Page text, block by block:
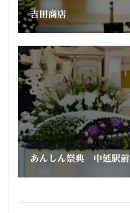
吉田商店
あんしん祭典 中延駅前